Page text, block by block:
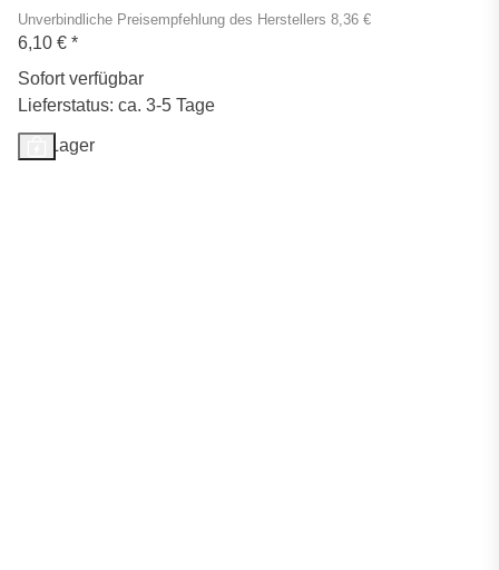
Unverbindliche Preisempfehlung des Herstellers 8,36 €
6,10 € *
Sofort verfügbar
Lieferstatus: ca. 3-5 Tage
Auf Lager